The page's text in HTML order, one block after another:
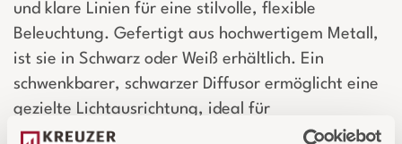
und klare Linien für eine stilvolle, flexible
Beleuchtung. Gefertigt aus hochwertigem Metall,
ist sie in Schwarz oder Weiß erhältlich. Ein
schwenkbarer, schwarzer Diffusor ermöglicht eine
gezielte Lichtausrichtung, ideal für
Akzentbeleuchtung und individuelle